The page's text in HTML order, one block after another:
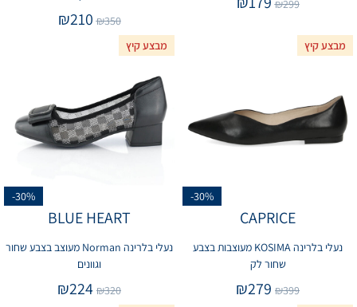
₪299
₪350
₪210
מבצע קיץ
-30%
CAPRICE
נעלי בלרינה KOSIMA מעוצבות בצבע
שחור לק
₪399
₪279
מבצע קיץ
-30%
BLUE HEART
נעלי בלרינה Norman מעוצב בצבע שחור
וגוונים
₪320
₪224